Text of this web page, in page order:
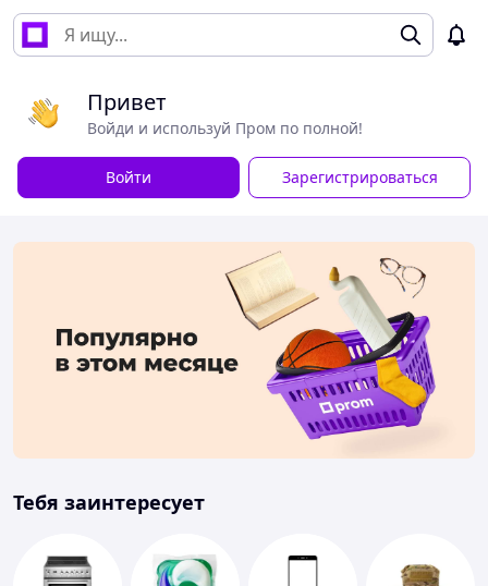
Привет
Войди и используй Пром по полной!
Войти Зарегистрироваться
Тебя заинтересует